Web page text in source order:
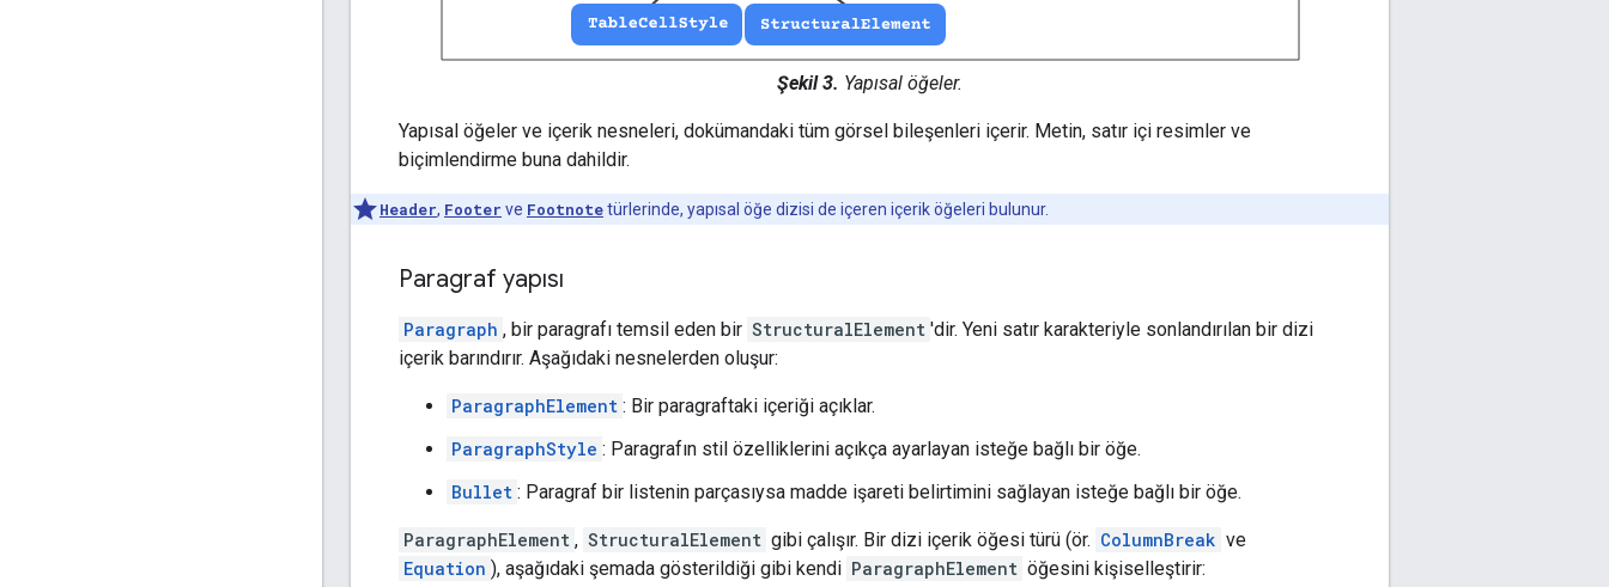
Şekil 3. Yapısal öğeler.
Yapısal öğeler ve içerik nesneleri, dokümandaki tüm görsel bileşenleri içerir. Metin, satır içi resimler ve
biçimlendirme buna dahildir.
Header, Footer ve Footnotetürlerinde, yapısal öğe dizisi de içeren içerik öğeleri bulunur.
Paragraf yapısı
Paragraph , bir paragrafı temsil eden bir StructuralElement 'dir. Yeni satır karakteriyle sonlandırılan bir dizi
içerik barındırır. Aşağıdaki nesnelerden oluşur:
ParagraphElement : Bir paragraftaki içeriği açıklar.
ParagraphStyle : Paragrafın stil özelliklerini açıkça ayarlayan isteğe bağlı bir öğe.
Bullet : Paragraf bir listenin parçasıysa madde işareti belirtimini sağlayan isteğe bağlı bir öğe.
ParagraphElement , StructuralElement gibi çalışır. Bir dizi içerik öğesi türü (ör. ColumnBreak ve
Equation ), aşağıdaki şemada gösterildiği gibi kendi ParagraphElement öğesini kişiselleştirir: